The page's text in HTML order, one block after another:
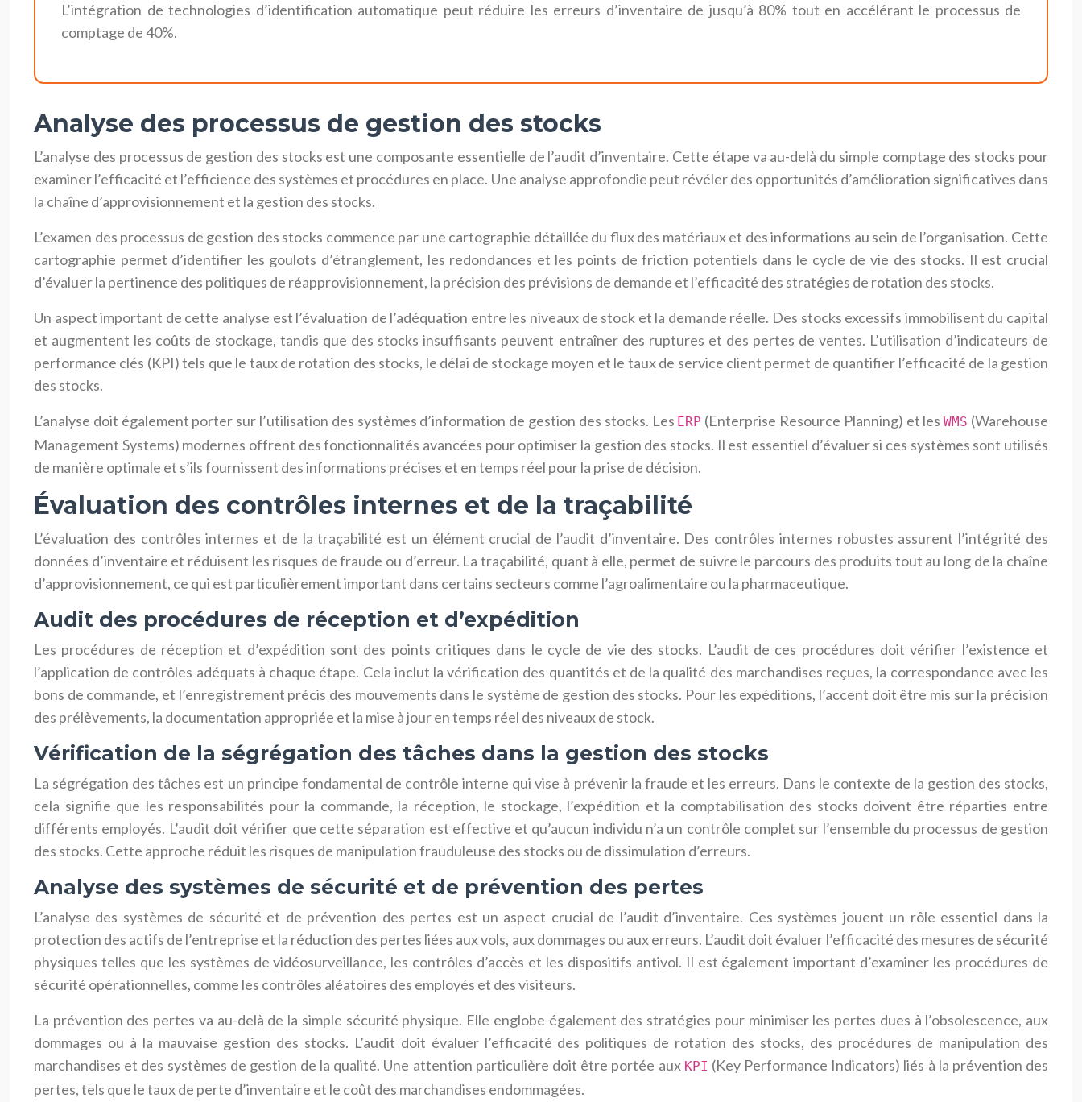
L’intégration de technologies d’identification automatique peut réduire les erreurs d’inventaire de jusqu’à 80% tout en accélérant le processus de
comptage de 40%.
Analyse des processus de gestion des stocks
L’analyse des processus de gestion des stocks est une composante essentielle de l’audit d’inventaire. Cette étape va au-delà du simple comptage des stocks pour
examiner l’efficacité et l’efficience des systèmes et procédures en place. Une analyse approfondie peut révéler des opportunités d’amélioration significatives dans
la chaîne d’approvisionnement et la gestion des stocks.
L’examen des processus de gestion des stocks commence par une cartographie détaillée du flux des matériaux et des informations au sein de l’organisation. Cette
cartographie permet d’identifier les goulots d’étranglement, les redondances et les points de friction potentiels dans le cycle de vie des stocks. Il est crucial
d’évaluer la pertinence des politiques de réapprovisionnement, la précision des prévisions de demande et l’efficacité des stratégies de rotation des stocks.
Un aspect important de cette analyse est l’évaluation de l’adéquation entre les niveaux de stock et la demande réelle. Des stocks excessifs immobilisent du capital
et augmentent les coûts de stockage, tandis que des stocks insuffisants peuvent entraîner des ruptures et des pertes de ventes. L’utilisation d’indicateurs de
performance clés (KPI) tels que le taux de rotation des stocks, le délai de stockage moyen et le taux de service client permet de quantifier l’efficacité de la gestion
des stocks.
L’analyse doit également porter sur l’utilisation des systèmes d’information de gestion des stocks. Les ERP (Enterprise Resource Planning) et lesWMS (Warehouse
Management Systems) modernes offrent des fonctionnalités avancées pour optimiser la gestion des stocks. Il est essentiel d’évaluer si ces systèmes sont utilisés
de manière optimale et s’ils fournissent des informations précises et en temps réel pour la prise de décision.
Évaluation des contrôles internes et de la traçabilité
L’évaluation des contrôles internes et de la traçabilité est un élément crucial de l’audit d’inventaire. Des contrôles internes robustes assurent l’intégrité des
données d’inventaire et réduisent les risques de fraude ou d’erreur. La traçabilité, quant à elle, permet de suivre le parcours des produits tout au long de la chaîne
d’approvisionnement, ce qui est particulièrement important dans certains secteurs comme l’agroalimentaire ou la pharmaceutique.
Audit des procédures de réception et d’expédition
Les procédures de réception et d’expédition sont des points critiques dans le cycle de vie des stocks. L’audit de ces procédures doit vérifier l’existence et
l’application de contrôles adéquats à chaque étape. Cela inclut la vérification des quantités et de la qualité des marchandises reçues, la correspondance avec les
bons de commande, et l’enregistrement précis des mouvements dans le système de gestion des stocks. Pour les expéditions, l’accent doit être mis sur la précision
des prélèvements, la documentation appropriée et la mise à jour en temps réel des niveaux de stock.
Vérification de la ségrégation des tâches dans la gestion des stocks
La ségrégation des tâches est un principe fondamental de contrôle interne qui vise à prévenir la fraude et les erreurs. Dans le contexte de la gestion des stocks,
cela signifie que les responsabilités pour la commande, la réception, le stockage, l’expédition et la comptabilisation des stocks doivent être réparties entre
différents employés. L’audit doit vérifier que cette séparation est effective et qu’aucun individu n’a un contrôle complet sur l’ensemble du processus de gestion
des stocks. Cette approche réduit les risques de manipulation frauduleuse des stocks ou de dissimulation d’erreurs.
Analyse des systèmes de sécurité et de prévention des pertes
L’analyse des systèmes de sécurité et de prévention des pertes est un aspect crucial de l’audit d’inventaire. Ces systèmes jouent un rôle essentiel dans la
protection des actifs de l’entreprise et la réduction des pertes liées aux vols, aux dommages ou aux erreurs. L’audit doit évaluer l’efficacité des mesures de sécurité
physiques telles que les systèmes de vidéosurveillance, les contrôles d’accès et les dispositifs antivol. Il est également important d’examiner les procédures de
sécurité opérationnelles, comme les contrôles aléatoires des employés et des visiteurs.
La prévention des pertes va au-delà de la simple sécurité physique. Elle englobe également des stratégies pour minimiser les pertes dues à l’obsolescence, aux
dommages ou à la mauvaise gestion des stocks. L’audit doit évaluer l’efficacité des politiques de rotation des stocks, des procédures de manipulation des
marchandises et des systèmes de gestion de la qualité. Une attention particulière doit être portée aux KPI (Key Performance Indicators) liés à la prévention des
pertes, tels que le taux de perte d’inventaire et le coût des marchandises endommagées.